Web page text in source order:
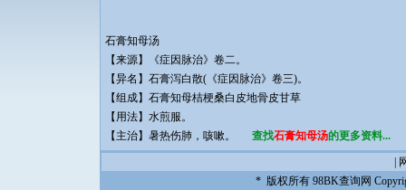
石膏知母汤
【来源】《症因脉治》卷二。
【异名】石膏泻白散(《症因脉治》卷三)。
【组成】石膏知母桔梗桑白皮地骨皮甘草
【用法】水煎服。
【主治】暑热伤肺，咳嗽。
查找石膏知母汤的更多资料...
* 版权所有 98BK查询网